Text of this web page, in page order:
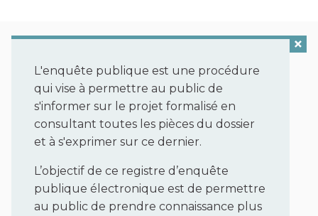
L'enquête publique est une procédure
qui vise à permettre au public de
s'informer sur le projet formalisé en
consultant toutes les pièces du dossier
et à s'exprimer sur ce dernier.
L’objectif de ce registre d’enquête
publique électronique est de permettre
au public de prendre connaissance plus